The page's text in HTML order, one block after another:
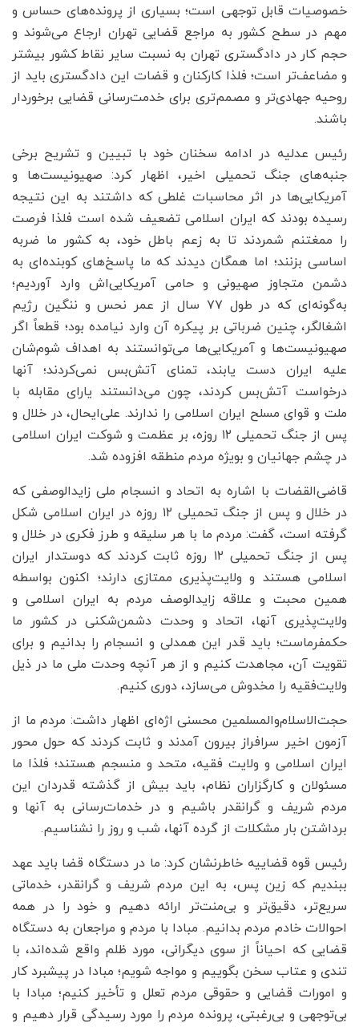
خصوصیات قابل توجهی است؛ بسیاری از پرونده‌های حساس و
مهم در سطح کشور به مراجع قضایی تهران ارجاع می‌شوند و
حجم کار در دادگستری تهران به نسبت سایر نقاط کشور بیشتر
و مضاعف‌تر است؛ فلذا کارکنان و قضات این دادگستری باید از
روحیه جهادی‌تر و مصمم‌تری برای خدمت‌رسانی قضایی برخوردار
باشند.
رئیس عدلیه در ادامه سخنان خود با تبیین و تشریح برخی
جنبه‌های جنگ تحمیلی اخیر، اظهار کرد: صهیونیست‌ها و
آمریکایی‌ها در اثر محاسبات غلطی که داشتند به این نتیجه
رسیده بودند که ایران اسلامی تضعیف شده است فلذا فرصت
را ممغتنم شمردند تا به زعم باطل خود، به کشور ما ضربه
اساسی بزنند؛ اما همگان دیدند که ما پاسخ‌های کوبنده‌ای به
دشمن متجاوز صهیونی و حامی آمریکایی‌اش وارد آوردیم؛
به‌گونه‌ای که در طول ۷۷ سال از عمر نحس و ننگین رژیم
اشغالگر، چنین ضرباتی بر پیکره آن وارد نیامده بود؛ قطعاً اگر
صهیونیست‌ها و آمریکایی‌ها می‌توانستند به اهداف شوم‌شان
علیه ایران دست یابند، تمنای آتش‌بس نمی‌کردند؛ آنها
درخواست آتش‌بس کردند، چون می‌دانستند یارای مقابله با
ملت و قوای مسلح ایران اسلامی را ندارند. علی‌ایحال، در خلال و
پس از جنگ تحمیلی ۱۲ روزه، بر عظمت و شوکت ایران اسلامی
در چشم جهانیان و بویژه مردم منطقه افزوده شد.
قاضی‌القضات با اشاره به اتحاد و انسجام ملی زایدالوصفی که
در خلال و پس از جنگ تحمیلی ۱۲ روزه در ایران اسلامی شکل
گرفته است، گفت: مردم ما با هر سلیقه و طرز فکری در خلال و
پس از جنگ تحمیلی ۱۲ روزه ثابت کردند که دوستدار ایران
اسلامی هستند و ولایت‌پذیری ممتازی دارند؛ اکنون بواسطه
همین محبت و علاقه زایدالوصف مردم به ایران اسلامی و
ولایت‌پذیری آنها، اتحاد و وحدت دشمن‌شکنی در کشور ما
حکمفرماست؛ باید قدر این همدلی و انسجام را بدانیم و برای
تقویت آن، مجاهدت کنیم و از هر آنچه وحدت ملی ما در ذیل
ولایت‌فقیه را مخدوش می‌سازد، دوری کنیم.
حجت‌الاسلام‌والمسلمین محسنی اژه‌ای اظهار داشت: مردم ما از
آزمون اخیر سرافراز بیرون آمدند و ثابت کردند که حول محور
ایران اسلامی و ولایت فقیه، متحد و منسجم هستند؛ فلذا ما
مسئولان و کارگزاران نظام، باید بیش از گذشته قدردان این
مردم شریف و گرانقدر باشیم و در خدمات‌رسانی به آنها و
برداشتن بار مشکلات از گرده آنها، شب و روز را نشناسیم.
رئیس قوه قضاییه خاطرنشان کرد: ما در دستگاه قضا باید عهد
ببندیم که زین پس، به این مردم شریف و گرانقدر، خدماتی
سریع‌تر، دقیق‌تر و بی‌منت‌تر ارائه دهیم و خود را در همه
احوالات خادم مردم بدانیم. مبادا با مردم و مراجعان به دستگاه
قضایی که احیاناً از سوی دیگرانی، مورد ظلم واقع شده‌اند، با
تندی و عتاب سخن بگوییم و مواجه شویم؛ مبادا در پیشبرد کار
و امورات قضایی و حقوقی مردم تعلل و تأخیر کنیم؛ مبادا با
بی‌توجهی و بی‌رغبتی، پرونده مردم را مورد رسیدگی قرار دهیم و